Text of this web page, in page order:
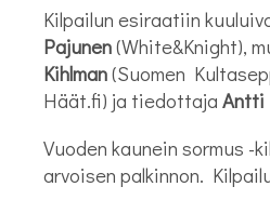
Kilpailun esiraatiin
Pajunen(White&Knight),
Kihlman(Suomen
Häät.fi) ja tiedottaja Antti
Vuoden kaunein sormus
arvoisen palkinnon.